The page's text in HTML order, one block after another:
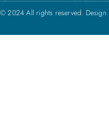
© 2024 All rights reserved. Design